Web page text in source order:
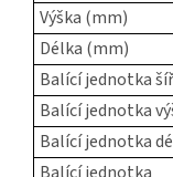
Výška (mm)
Délka (mm)
Balící jednotka
Balící jednotka
Balící jednotka
Balící jednotka